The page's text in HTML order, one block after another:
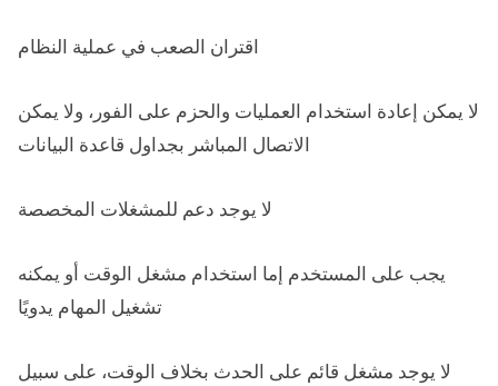
اقتران الصعب في عملية النظام
لا يمكن إعادة استخدام العمليات والحزم على الفور، ولا يمكن
الاتصال المباشر بجداول قاعدة البيانات
لا يوجد دعم للمشغلات المخصصة
يجب على المستخدم إما استخدام مشغل الوقت أو يمكنه
تشغيل المهام يدويًا
لا يوجد مشغل قائم على الحدث بخلاف الوقت، على سبيل